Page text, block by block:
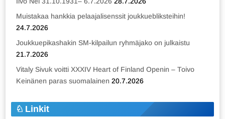
Muistakaa hankkia pelaajalisenssit joukkuebliksteihin!
24.7.2026
Joukkuepikashakin SM-kilpailun ryhmäjako on julkaistu
21.7.2026
Vitaly Sivuk voitti XXXIV Heart of Finland Openin – Toivo
Keinänen paras suomalainen 20.7.2026
Linkit